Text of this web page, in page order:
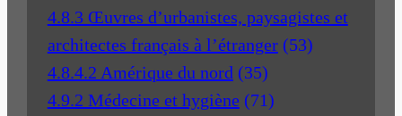
4.8.3 Œuvres d’urbanistes, paysagistes et
architectes français à l’étranger (53)
4.8.4.2 Amérique du nord (35)
4.9.2 Médecine et hygiène (71)